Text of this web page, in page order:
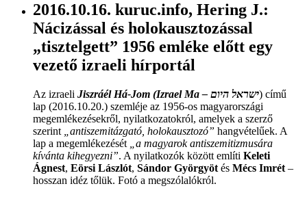
2016.10.16. kuruc.info, Hering J.:
Nácizással és holokausztozással
„tisztelgett” 1956 emléke előtt egy
vezető izraeli hírportál
Az izraeli Jiszráél Há-Jom (Izrael Ma – ישראל היום) című
lap (2016.10.20.) szemléje az 1956-os magyarországi
megemlékezésekről, nyilatkozatokról, amelyek a szerző
szerint
„antiszemitázgató, holokausztozó” hangvételűek. A
lap a megemlékezését
„a magyarok antiszemitizmusára
kívánta kihegyezni”. A nyilatkozók között említi Keleti
Ágnest, Eörsi Lászlót, Sándor Györgyöt és Mécs Imrét –
hosszan idéz tőlük. Fotó a megszólalókról.